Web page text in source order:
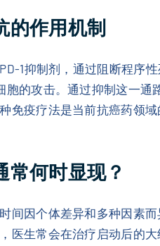
的作用机制
1抑制剂，通过阻断程序
胞的攻击。通过抑制这一通
免疫疗法是当前抗癌药领域
常何时显现？
间因个体差异和多种因素
医生常会在治疗启动后的